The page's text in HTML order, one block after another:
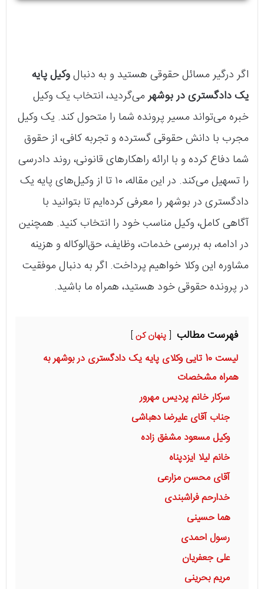
اگر درگیر مسائل حقوقی هستید و به دنبالوکیل پایه
یک دادگستری در بوشهرمی‌گردید، انتخاب یک وکیل
خبره می‌تواند مسیر پرونده شما را متحول کند. یک وکیل
مجرب با دانش حقوقی گسترده و تجربه کافی، از حقوق
شما دفاع کرده و با ارائه راهکارهای قانونی، روند دادرسی
را تسهیل می‌کند. در این مقاله، ۱۰ تا از وکیل‌های پایه یک
دادگستری در بوشهر را معرفی کرده‌ایم تا بتوانید با
آگاهی کامل، وکیل مناسب خود را انتخاب کنید. همچنین
در ادامه، به بررسی خدمات، وظایف، حق‌الوکاله و هزینه
مشاوره این وکلا خواهیم پرداخت. اگر به دنبال موفقیت
در پرونده حقوقی خود هستید، همراه ما باشید.
فهرست مطالب پنهان کن
لیست 10 تایی وکلای پایه یک دادگستری در بوشهر به
همراه مشخصات
سرکار خانم پردیس مهرور
جناب آقای علیرضا دهباشی
وکیل مسعود مشفق زاده
خانم لیلا ایزدپناه
آقای محسن مزارعی
خدارحم فراشبندی
هما حسینی
رسول احمدی
علی جعفریان
مریم بحرینی